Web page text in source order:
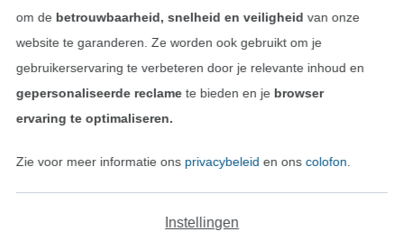
Deutsch
Nederlands
Wissel naar deFrançais
Wissel naar de
om de betrouwbaarheid, snelheid en veiligheid van onze
website te garanderen. Ze worden ook gebruikt om je
gebruikerservaring te verbeteren door je relevante inhoud en
gepersonaliseerde reclamete bieden en je browser
ervaring te optimaliseren.
Zie voor meer informatie ons privacybeleid en ons colofon
Instellingen